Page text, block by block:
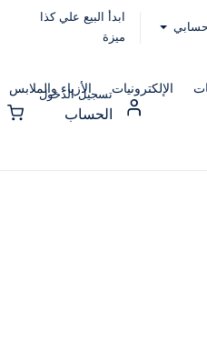
حسابي
ابدأ البيع علي كذا
ميزة
الإلكترونيات الأزياء والملابس
تسجيل الدخول
الحساب